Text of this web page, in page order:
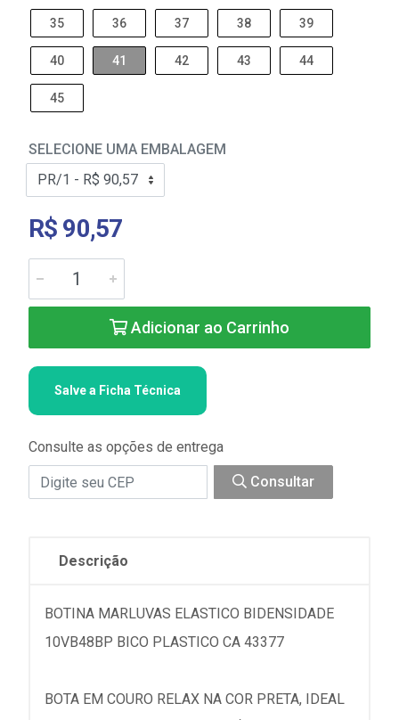
35 36 37 38 39
40 41 42 43 44
45
SELECIONE UMA EMBALAGEM
R$ 90,57
Adicionar ao Carrinho
Salve a Ficha Técnica
Consulte as opções de entrega
Consultar
Descrição
BOTINA MARLUVAS ELASTICO BIDENSIDADE
10VB48BP BICO PLASTICO CA 43377
BOTA EM COURO RELAX NA COR PRETA, IDEAL